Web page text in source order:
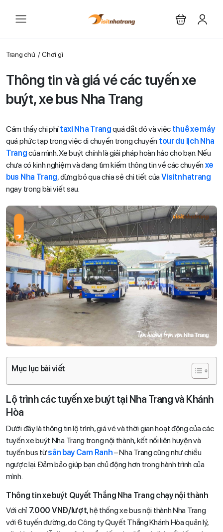
Trang chủ Chơi gì
Thông tin và giá vé các tuyến xe
buýt, xe bus Nha Trang
Cảm thấy chi phítaxi Nha Trangquá đắt đỏ và việc thuê xe máy
quá phức tạp trong việc di chuyển trong chuyến tour du lịch Nha
Trangcủa mình. Xe buýt chính là giải pháp hoàn hảo cho bạn. Nếu
chưa có kinh nghiệm và đang tìm kiếm thông tin về các chuyến xe
bus Nha Trang, đừng bỏ qua chia sẻ chi tiết của Visitnhatrang
ngay trong bài viết sau.
Mục lục bài viết
Lộ trình các tuyến xe buýt tại Nha Trang và Khánh
Hòa
Dưới đây là thông tin lộ trình, giá vé và thời gian hoạt động của các
tuyến xe buýt Nha Trang trong nội thành, kết nối liên huyện và
tuyến bus từsân bay Cam Ranh– Nha Trang cũng như chiều
ngược lại. Đảm bảo giúp bạn chủ động hơn trong hành trình của
mình.
Thông tin xe buýt Quyết Thắng Nha Trang chạy nội thành
Với chỉ 7.000 VNĐ/lượt, hệ thống xe bus nội thành Nha Trang
với 6 tuyến đường, do Công ty Quyết Thắng Khánh Hòa quản lý,